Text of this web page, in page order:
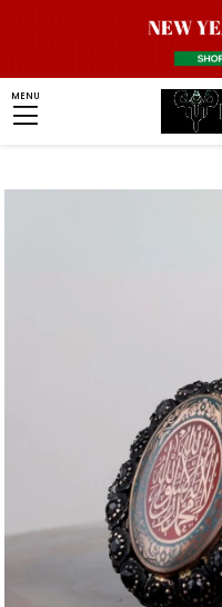
MENU
Silver Jewelry
Motifli Kelime-i Tevhid Gümüş Yüzük &